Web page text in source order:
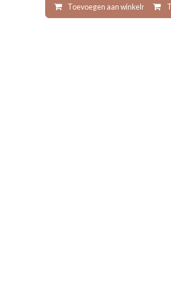
Toevoegen aan winkelmandje